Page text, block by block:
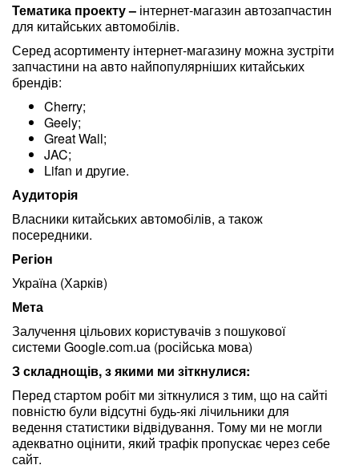
Тематика проекту – інтернет-магазин автозапчастин
для китайських автомобілів.
Серед асортименту інтернет-магазину можна зустріти
запчастини на авто найпопулярніших китайських
брендів:
Cherry;
Geely;
Great Wall;
JAC;
Lifan и другие.
Аудиторія
Власники китайських автомобілів, а також
посередники.
Регіон
Україна (Харків)
Мета
Залучення цільових користувачів з пошукової
системи Google.com.ua (російська мова)
З складнощів, з якими ми зіткнулися:
Перед стартом робіт ми зіткнулися з тим, що на сайті
повністю були відсутні будь-які лічильники для
ведення статистики відвідування. Тому ми не могли
адекватно оцінити, який трафік пропускає через себе
сайт.